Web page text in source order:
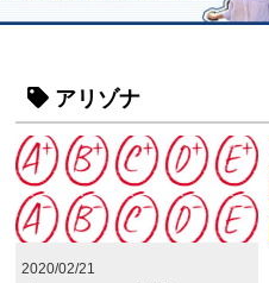
アリゾナ
2020/02/21